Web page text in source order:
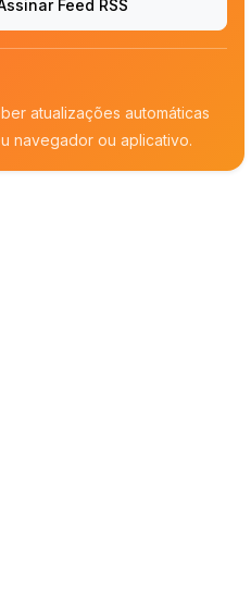
Feed RSS
atualizações automáticas
navegador ou aplicativo.